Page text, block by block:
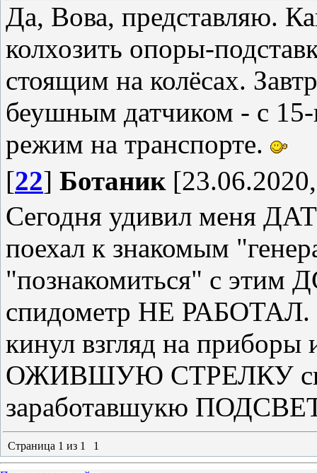
Да, Вова, представляю.
колхозить опоры-
стоящим на колёсах.
беушным датчиком - с
режим на транспорте.
[22] Ботаник
Сегодня удивил меня
поехал к знакомым
"познакомиться" с этим
спидометр НЕ РАБОТАЛ.
кинул взгляд на приборы
ОЖИВШУЮ СТРЕЛКУ
заработавшукю
Страница 1 из 1 1